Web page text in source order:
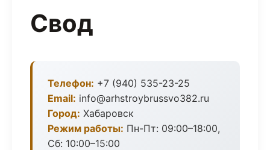
Свод
Телефон: +7 (940) 535-23-25
Email: info@arhstroybrussvo382.ru
Город: Хабаровск
Режим работы: Пн-Пт: 09:00–18:00,
Сб: 10:00–15:00